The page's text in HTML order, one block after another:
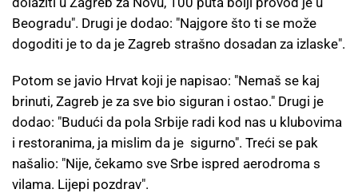
Beogradu". Drugi je dodao: "Najgore što ti se može
dogoditi je to da je Zagreb strašno dosadan za izlaske".
Potom se javio Hrvat koji je napisao: "Nemaš se kaj
brinuti, Zagreb je za sve bio siguran i ostao." Drugi je
dodao: "Budući da pola Srbije radi kod nas u klubovima
i restoranima, ja mislim da je sigurno". Treći se pak
našalio: "Nije, čekamo sve Srbe ispred aerodroma s
vilama. Lijepi pozdrav".